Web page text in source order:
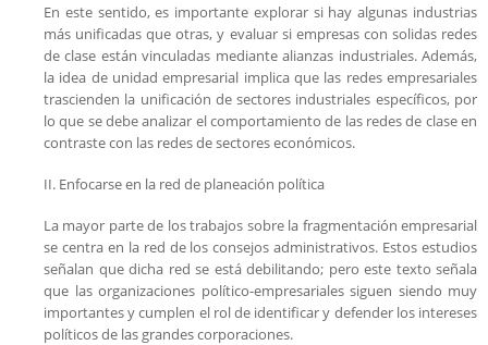
En este sentido, es importante explorar si hay algunas industrias
más unificadas que otras, y evaluar si empresas con solidas redes
de clase están vinculadas mediante alianzas industriales. Además,
la idea de unidad empresarial implica que las redes empresariales
trascienden la unificación de sectores industriales específicos, por
lo que se debe analizar el comportamiento de las redes de clase en
contraste con las redes de sectores económicos.
II. Enfocarse en la red de planeación política
La mayor parte de los trabajos sobre la fragmentación empresarial
se centra en la red de los consejos administrativos. Estos estudios
señalan que dicha red se está debilitando; pero este texto señala
que las organizaciones político-empresariales siguen siendo muy
importantes y cumplen el rol de identificar y defender los intereses
políticos de las grandes corporaciones.